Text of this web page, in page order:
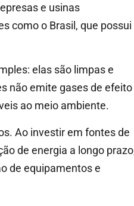
e usinas
como o Brasil, que possui
elas são limpas e
não emite gases de efeito
ao meio ambiente.
Ao investir em fontes de
de energia a longo
de equipamentos e